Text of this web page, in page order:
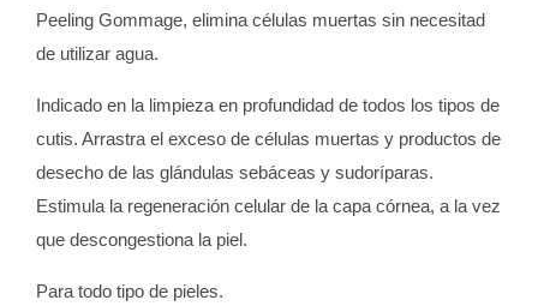
Peeling Gommage, elimina células muertas sin necesitad
de utilizar agua.
Indicado en la limpieza en profundidad de todos los tipos de
cutis. Arrastra el exceso de células muertas y productos de
desecho de las glándulas sebáceas y sudoríparas.
Estimula la regeneración celular de la capa córnea, a la vez
que descongestiona la piel.
Para todo tipo de pieles.